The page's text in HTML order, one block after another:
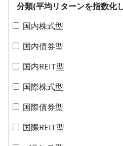
分類(平均リターンを指数化
国内株式型
国内債券型
国内REIT型
国際株式型
国際債券型
国際REIT型